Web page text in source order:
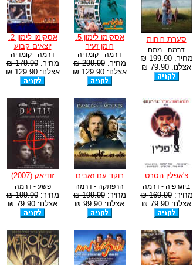
סערת רוחות
דרמה - מתח
מחיר:199.90 ₪
אצלנו: 79.90 ₪
אסקימו לימון 5:
רומן זעיר
דרמה - קומדיה
מחיר:299.90 ₪
אצלנו: 129.90 ₪
אסקימו לימון 2:
יוצאים קבוע
דרמה - קומדיה
מחיר:179.90 ₪
אצלנו: 129.90 ₪
צ'אפלין הסרט
ביוגרפיה - דרמה
מחיר:169.90 ₪
אצלנו: 79.90 ₪
רוקד עם זאבים
הרפתקה - דרמה
מחיר:199.90 ₪
אצלנו: 99.90 ₪
זודיאק (2007)
פשע - דרמה
מחיר:199.90 ₪
אצלנו: 79.90 ₪